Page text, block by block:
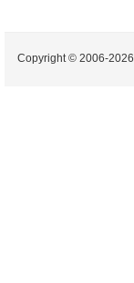
Copyright © 2006-2026